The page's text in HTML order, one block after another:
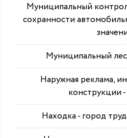
Муниципальный
сохранности
Муниципальный
Наружная реклама,
конструкции
Находка - город